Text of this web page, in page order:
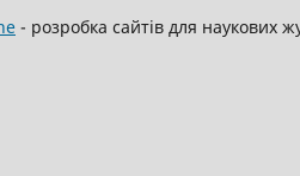
- розробка сайтів для наукових